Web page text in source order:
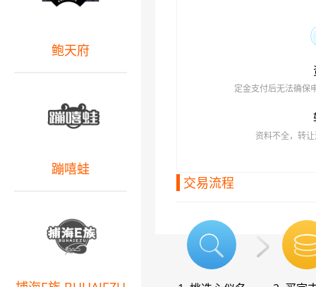
定金支付后无法确保
资料不全，转
交易流程
鲍天府
蹦嘻蛙